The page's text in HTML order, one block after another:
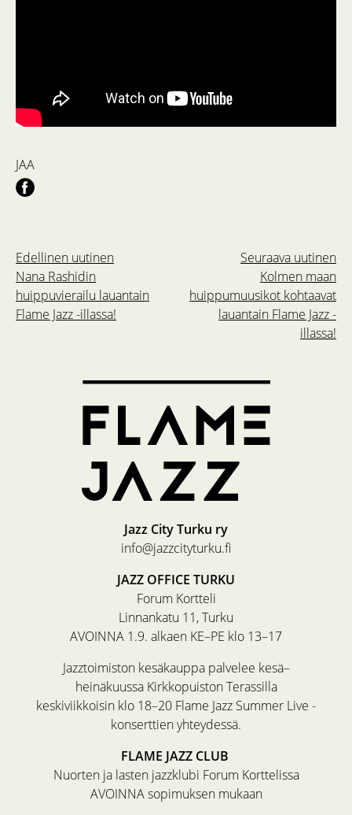
JAA
Seuraava uutinen
Kolmen maan
huippumuusikot kohtaavat
lauantain Flame Jazz -
illassa!
Edellinen uutinen
Nana Rashidin
huippuvierailu lauantain
Flame Jazz -illassa!
Jazz City Turku ry
info@jazzcityturku.fi
JAZZ OFFICE TURKU
Forum Kortteli
Linnankatu 11, Turku
AVOINNA 1.9. alkaen KE–PE klo 13–17
Jazztoimiston kesäkauppa palvelee kesä–
heinäkuussa Kirkkopuiston Terassilla
keskiviikkoisin klo 18–20 Flame Jazz Summer Live -
konserttien yhteydessä.
FLAME JAZZ CLUB
Nuorten ja lasten jazzklubi Forum Korttelissa
AVOINNA sopimuksen mukaan